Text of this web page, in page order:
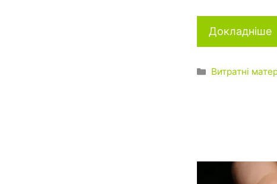
Докладніше
Категорії
Витратні